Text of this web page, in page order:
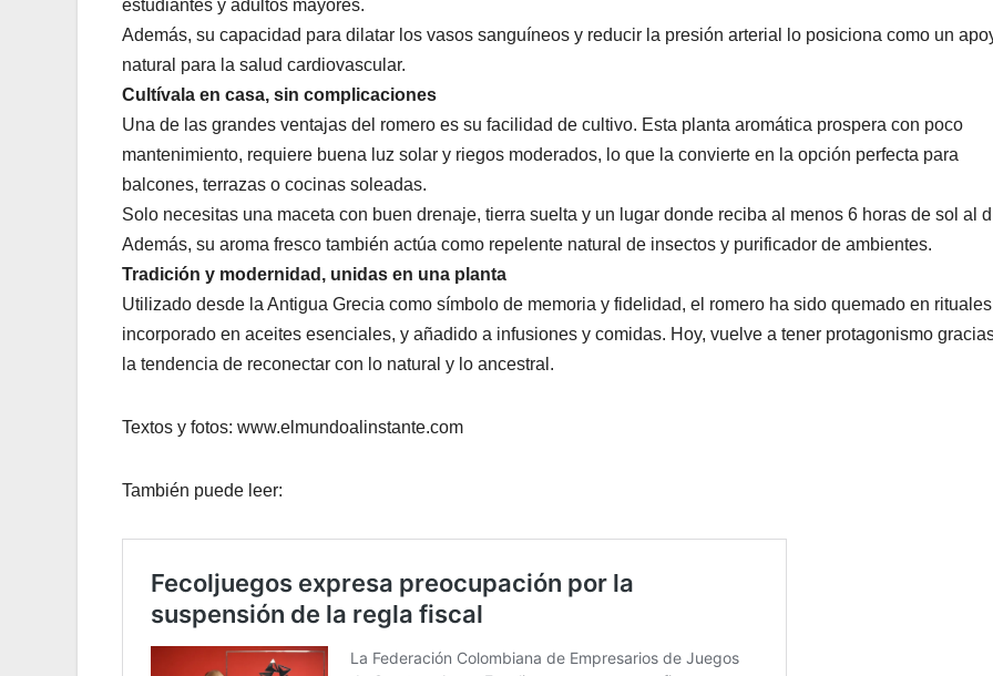
estudiantes y adultos mayores.
Además, su capacidad para dilatar los vasos sanguíneos y reducir la presión arterial lo posiciona como un
natural para la salud cardiovascular.
Cultívala en casa, sin complicaciones
Una de las grandes ventajas del romero es su facilidad de cultivo. Esta planta aromática prospera con poco
mantenimiento, requiere buena luz solar y riegos moderados, lo que la convierte en la opción perfecta para
balcones, terrazas o cocinas soleadas.
Solo necesitas una maceta con buen drenaje, tierra suelta y un lugar donde reciba al menos 6 horas de sol al
Además, su aroma fresco también actúa como repelente natural de insectos y purificador de ambientes.
Tradición y modernidad, unidas en una planta
Utilizado desde la Antigua Grecia como símbolo de memoria y fidelidad, el romero ha sido quemado en
incorporado en aceites esenciales, y añadido a infusiones y comidas. Hoy, vuelve a tener protagonismo
la tendencia de reconectar con lo natural y lo ancestral.
Textos y fotos: www.elmundoalinstante.com
También puede leer: